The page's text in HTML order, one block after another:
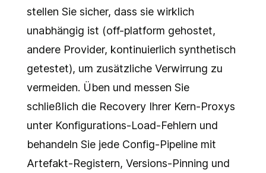
stellen Sie sicher, dass sie wirklich
unabhängig ist (off-platform gehostet,
andere Provider, kontinuierlich synthetisch
getestet), um zusätzliche Verwirrung zu
vermeiden. Üben und messen Sie
schließlich die Recovery Ihrer Kern-Proxys
unter Konfigurations-Load-Fehlern und
behandeln Sie jede Config-Pipeline mit
Artefakt-Registern, Versions-Pinning und